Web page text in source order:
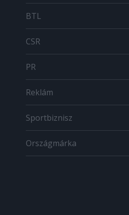
BTL
CSR
PR
Reklám
Sportbiznisz
Országmárka